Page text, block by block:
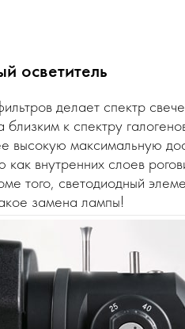
осветитель
делает спектр
близким к спектру
высокую максимальную
внутренних слоев
того, светодиодный
замена лампы!